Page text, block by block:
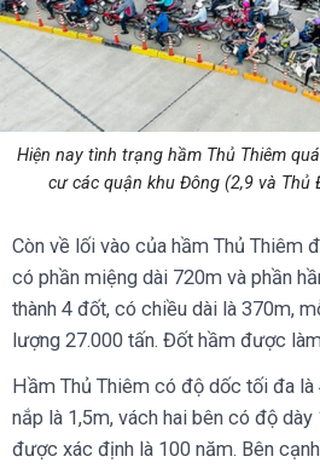
Hiện nay tình trạng hầm Thủ Thiêm
cư các quận khu Đông (2,9 và Thủ
Còn về lối vào của hầm Thủ Thiêm
có phần miệng dài 720m và phần
thành 4 đốt, có chiều dài là 370m,
lượng 27.000 tấn. Đốt hầm được
Hầm Thủ Thiêm có độ dốc tối đa là
nắp là 1,5m, vách hai bên có độ
được xác định là 100 năm. Bên